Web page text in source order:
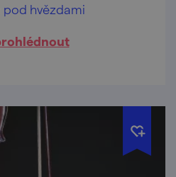
pod hvězdami